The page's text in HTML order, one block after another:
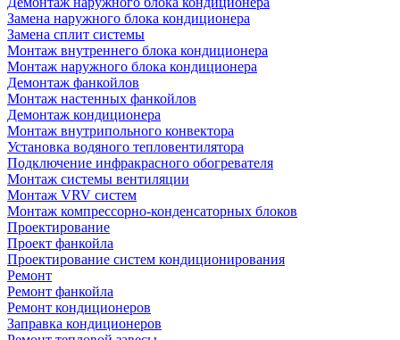
Замена наружного блока кондиционера
Замена сплит системы
Монтаж внутреннего блока кондиционера
Монтаж наружного блока кондиционера
Демонтаж фанкойлов
Монтаж настенных фанкойлов
Демонтаж кондиционера
Монтаж внутрипольного конвектора
Установка водяного тепловентилятора
Подключение инфракрасного обогревателя
Монтаж системы вентиляции
Монтаж VRV систем
Монтаж компрессорно-конденсаторных блоков
Проектирование
Проект фанкойла
Проектирование систем кондиционирования
Ремонт
Ремонт фанкойла
Ремонт кондиционеров
Заправка кондиционеров